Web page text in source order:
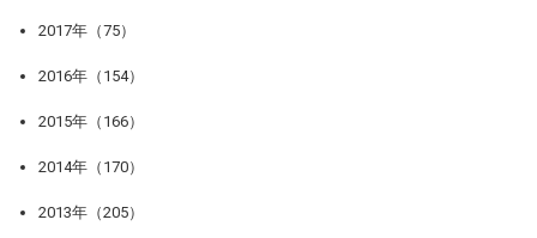
2017年（75）
2016年（154）
2015年（166）
2014年（170）
2013年（205）